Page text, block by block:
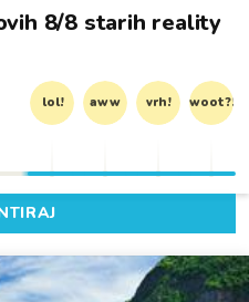
8/8 starih reality
lol! aww vrh! woot?!